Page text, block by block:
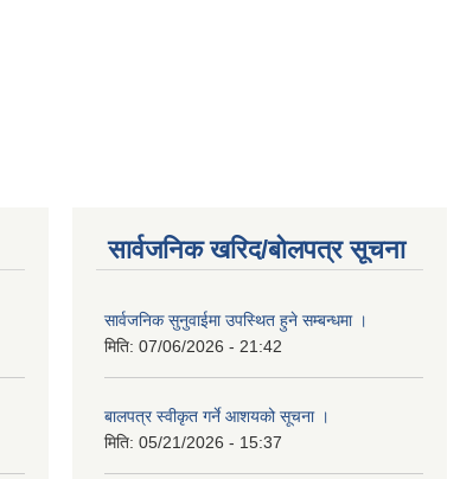
सार्वजनिक खरिद/बोलपत्र सूचना
सार्वजनिक सुनुवाईमा उपस्थित हुने सम्बन्धमा ।
मिति: 07/06/2026 - 21:42
बालपत्र स्वीकृत गर्ने आशयको सूचना ।
मिति: 05/21/2026 - 15:37